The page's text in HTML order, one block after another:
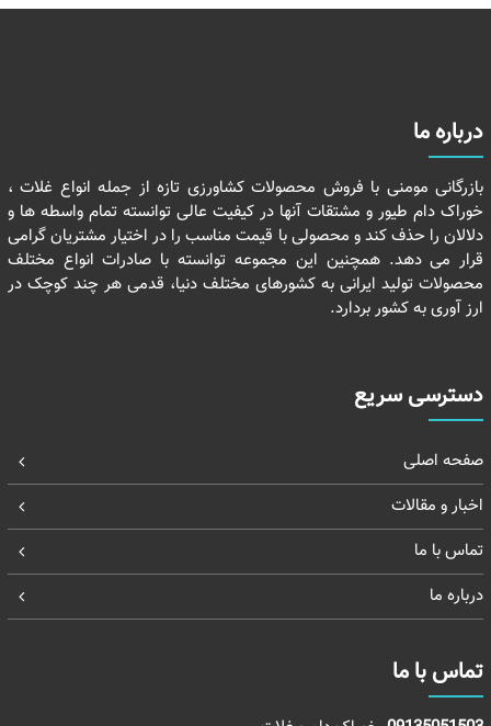
درباره ما
بازرگانی مومنی با فروش محصولات کشاورزی تازه از جمله انواع غلات ،
خوراک دام طیور و مشتقات آنها در کیفیت عالی توانسته تمام واسطه ها و
دلالان را حذف کند و محصولی با قیمت مناسب را در اختیار مشتریان گرامی
قرار می دهد. همچنین این مجموعه توانسته با صادرات انواع مختلف
محصولات تولید ایرانی به کشورهای مختلف دنیا، قدمی هر چند کوچک در
ارز آوری به کشور بردارد.
دسترسی سریع
صفحه اصلی
اخبار و مقالات
تماس با ما
درباره ما
تماس با ما